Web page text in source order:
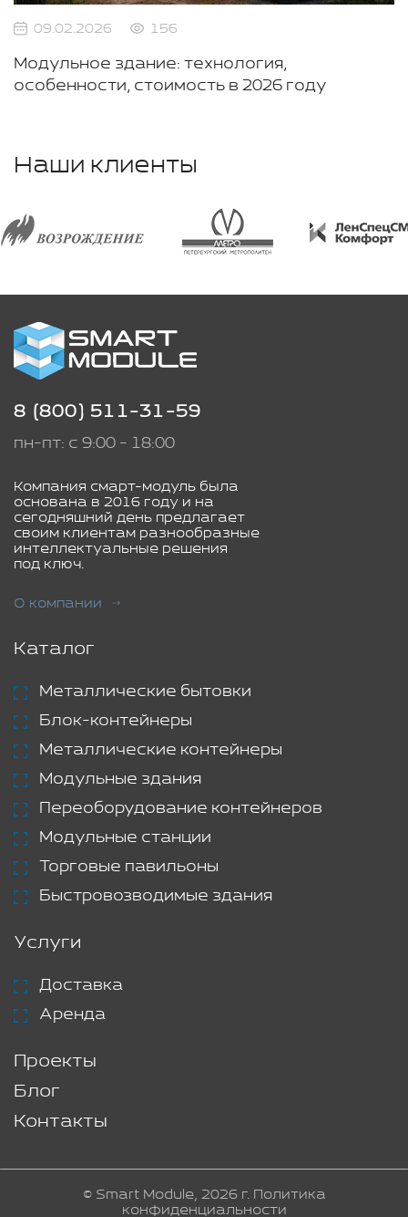
09.02.2026 156
Модульное здание: технология,
особенности, стоимость в 2026 году
Наши клиенты
8 (800) 511-31-59
пн-пт: с 9:00 - 18:00
Компания смарт-модуль была
основана в 2016 году и на
сегодняшний день предлагает
своим клиентам разнообразные
интеллектуальные решения
под ключ.
О компании
Каталог
Металлические бытовки
Блок-контейнеры
Металлические контейнеры
Модульные здания
Переоборудование контейнеров
Модульные станции
Торговые павильоны
Быстровозводимые здания
Услуги
Доставка
Аренда
Проекты
Блог
Контакты
© Smart Module, 2026 г. Политика
конфиденциальности